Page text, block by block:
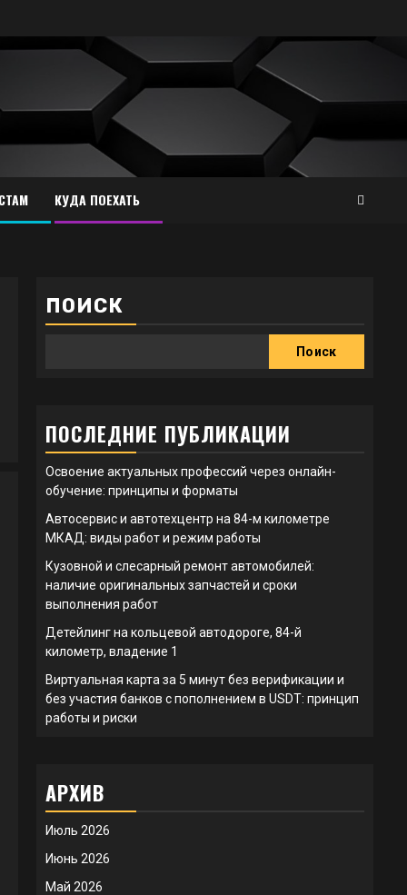
КУДА ПОЕХАТЬ
ПОИСК
Поиск
ПОСЛЕДНИЕ ПУБЛИКАЦИИ
Освоение актуальных профессий через онлайн-
обучение: принципы и форматы
Автосервис и автотехцентр на 84-м километре
МКАД: виды работ и режим работы
Кузовной и слесарный ремонт автомобилей:
наличие оригинальных запчастей и сроки
выполнения работ
Детейлинг на кольцевой автодороге, 84-й
километр, владение 1
Виртуальная карта за 5 минут без верификации и
без участия банков с пополнением в USDT: принцип
работы и риски
АРХИВ
Июль 2026
Июнь 2026
Май 2026